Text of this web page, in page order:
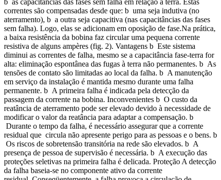
b as capacitâncias das fases sem falha em relação à terra. Estas
correntes são compensadas desde que: b uma seja indutiva (no
aterramento), b a outra seja capacitiva (nas capacitâncias das fases
sem falha). Logo, elas se adicionam em oposição de fase.Na prática,
a baixa resistência da bobina faz circular uma pequena corrente
resistiva de alguns ampères (fig. 2). Vantagens b Este sistema
diminui as correntes de falha, mesmo se a capacitância fase-terra for
alta: eliminação espontânea das fugas à terra não permanentes. b As
tensões de contato são limitadas ao local da falha. b A manutenção
em serviço da instalação é mantida mesmo durante uma falha
permanente. b A primeira falha é indicada pela detecção da
passagem da corrente na bobina. Inconvenientes b O custo da
reatância de aterramento pode ser elevado devido à necessidade de
modificar o valor da reatância para adaptar a compensação. b
Durante o tempo da falha, é necessário assegurar que a corrente
residual que circula não apresente perigo para as pessoas e o bens. b
Os riscos de sobretensão transitória na rede são elevados. b A
presença de pessoa de supervisão é necessária. b A execução das
proteções seletivas na primeira falha é delicada. Proteção A detecção
da falha baseia-se no componente ativo da corrente